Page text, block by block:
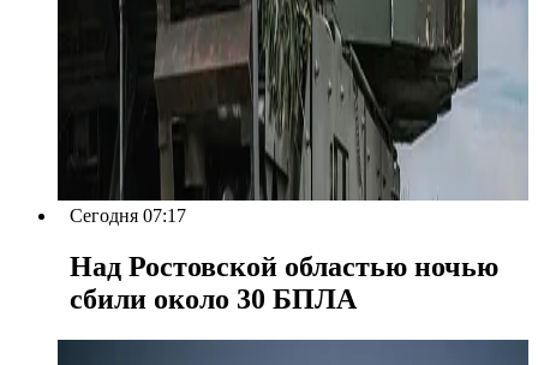
Сегодня 07:17
Над Ростовской областью ночью
сбили около 30 БПЛА